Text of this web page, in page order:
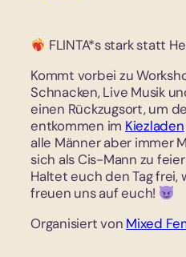
FLINTA*s stark statt
Kommt vorbei zu
Schnacken, Live Musik
einen Rückzugsort, um
entkommen im Kiezladen
alle Männer aber immer
sich als Cis-Mann zu
Haltet euch den Tag frei,
freuen uns auf euch!
Organisiert von Mixed